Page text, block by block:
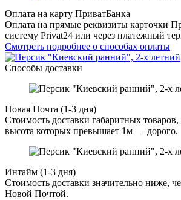
Оплата на карту ПриватБанка
Оплата на прямые реквизиты карточки
систему Privat24 или через платежный
Смотреть подробнее о способах оплаты
Способы доставки
Новая Почта (1-3 дня)
Стоимость доставки габаритных товаров,
высота которых превышает 1м — дорого.
Интайм (1-3 дня)
Стоимость доставки значительно ниже,
Новой Почтой.